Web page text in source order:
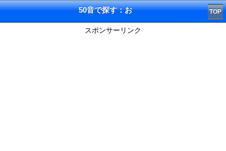
50音で探す：お TOP
スポンサーリンク